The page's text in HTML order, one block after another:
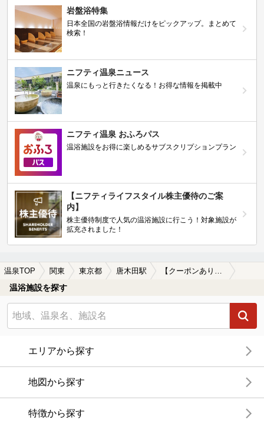
岩盤浴特集
日本全国の岩盤浴情報だけをピックアップ。まとめて
検索！
ニフティ温泉ニュース
温泉にもっと行きたくなる！お得な情報を掲載中
ニフティ温泉 おふろパス
温浴施設をお得に楽しめるサブスクリプションプラン
【ニフティライフスタイル株主優待のご案
内】
株主優待制度で人気の温浴施設に行こう！対象施設が
拡充されました！
温泉TOP 関東 東京都 唐木田駅 【クーポンあり】食事が楽しめる唐木田駅近くの温泉、日帰り温泉、スーパー銭湯おすすめ
温浴施設を探す
エリアから探す
地図から探す
特徴から探す